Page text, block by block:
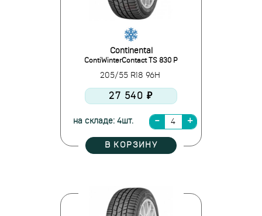
Continental
ContiWinterContact TS 830 P
205/55 R18 96H
27 540 ₽
на складе: 4шт.
В КОРЗИНУ